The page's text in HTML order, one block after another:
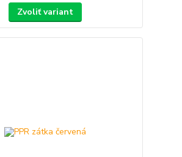
Zvoliť variant